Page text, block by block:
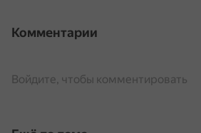
Комментарии
Войдите, чтобы комментировать